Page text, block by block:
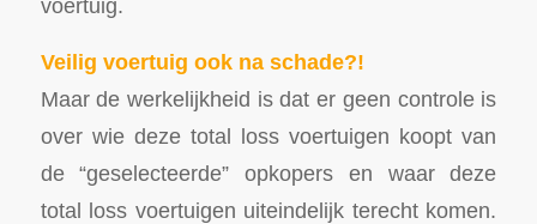
voertuig.
Veilig voertuig ook na schade?!
Maar de werkelijkheid is dat er geen controle is
over wie deze total loss voertuigen koopt van
de “geselecteerde” opkopers en waar deze
total loss voertuigen uiteindelijk terecht komen.